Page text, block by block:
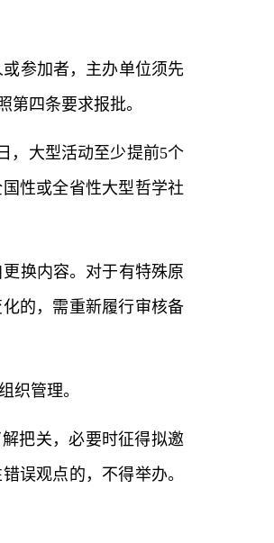
参加者，主办单位须先
四条要求报批。
，大型活动至少提前5个
性或全省性大型哲学社
换内容。对于有特殊原
的，需重新履行审核备
织管理。
把关，必要时征得拟邀
误观点的，不得举办。